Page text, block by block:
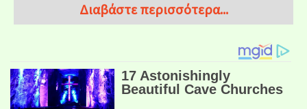
Διαβάστε περισσότερα...